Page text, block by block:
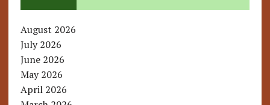
August 2026
July 2026
June 2026
May 2026
April 2026